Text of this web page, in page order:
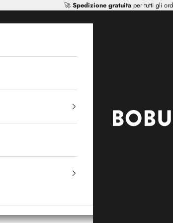
🚀 Spedizione gratuitaper tutti gli
Mr Tiggle -